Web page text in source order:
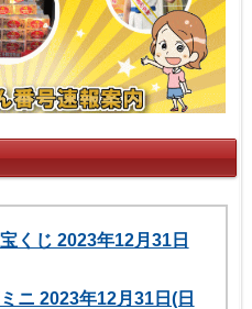
くじ 2023年12月31日
ニ 2023年12月31日(日